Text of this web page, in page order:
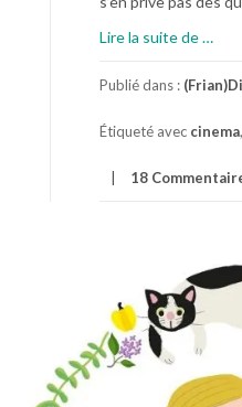
Lire la suite deà
r
p
s
r
&
B
…
Publié dans :
Étiqueté avec cinema,
18